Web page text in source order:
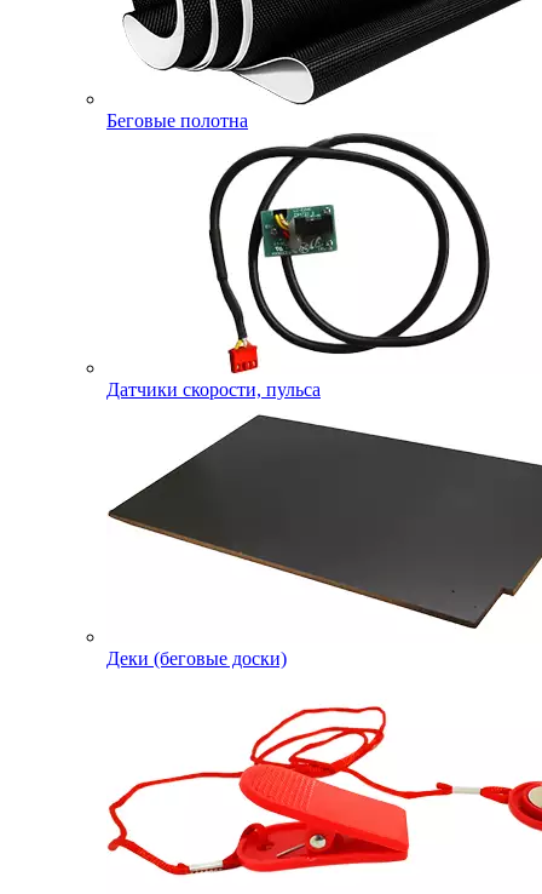
Беговые полотна
Датчики скорости, пульса
Деки (беговые доски)